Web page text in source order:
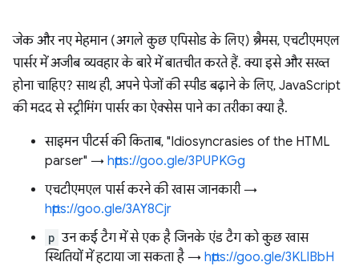
जेक और नए मेहमान (अगले कुछ एपिसोड के लिए) ब्रैमस, एचटीएमएल
पार्सर में अजीब व्यवहार के बारे में बातचीत करते हैं. क्या इसे और सख्त
होना चाहिए? साथ ही, अपने पेजों की स्पीड बढ़ाने के लिए, JavaScript
की मदद से स्ट्रीमिंग पार्सर का ऐक्सेस पाने का तरीका क्या है.
साइमन पीटर्स की किताब, "Idiosyncrasies of the HTML
parser" → https://goo.gle/3PUPKGg
एचटीएमएल पार्स करने की खास जानकारी →
https://goo.gle/3AY8Cjr
p उन कई टैग में से एक है जिनके एंड टैग को कुछ खास
स्थितियों में हटाया जा सकता है → https://goo.gle/3KLlBbH